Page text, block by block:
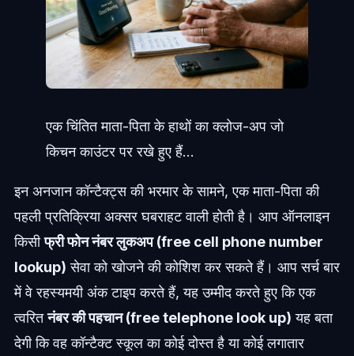
एक चिंतित माता-पिता के हाथों का क्लोज-अप जो
किचन काउंटर पर रखे हुए हैं...
इन अनजान कॉन्टैक्ट्स की भरमार के सामने, एक माता-पिता की
पहली प्रतिक्रिया अक्सर घबराहट वाली होती है। आप ऑनलाइन
किसीफ्री फोन नंबर लुकअप (free cell phone number
lookup) सेवा को खोजने की कोशिश कर सकते हैं। आप सर्च बार
में वे रहस्यमयी अंक टाइप करते हैं, यह उम्मीद करते हुए कि एक
त्वरितनंबर की पहचान (free telephone look up) यह बता
देगी कि वह कॉन्टैक्ट स्कूल का कोई दोस्त है या कोई लगातार